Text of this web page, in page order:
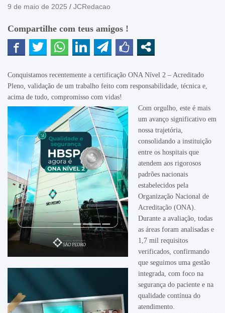
9 de maio de 2025 JCRedacao
Compartilhe com teus amigos !
Conquistamos recentemente a certificação ONA Nível 2 – Acreditado
Pleno, validação de um trabalho feito com responsabilidade, técnica e,
acima de tudo, compromisso com vidas!
Com orgulho, este é mais
um avanço significativo em
nossa trajetória,
consolidando a instituição
entre os hospitais que
atendem aos rigorosos
padrões nacionais
estabelecidos pela
Organização Nacional de
Acreditação (ONA).
Durante a avaliação, todas
as áreas foram analisadas e
1,7 mil requisitos
verificados, confirmando
que seguimos uma gestão
integrada, com foco na
segurança do paciente e na
qualidade contínua do
atendimento.